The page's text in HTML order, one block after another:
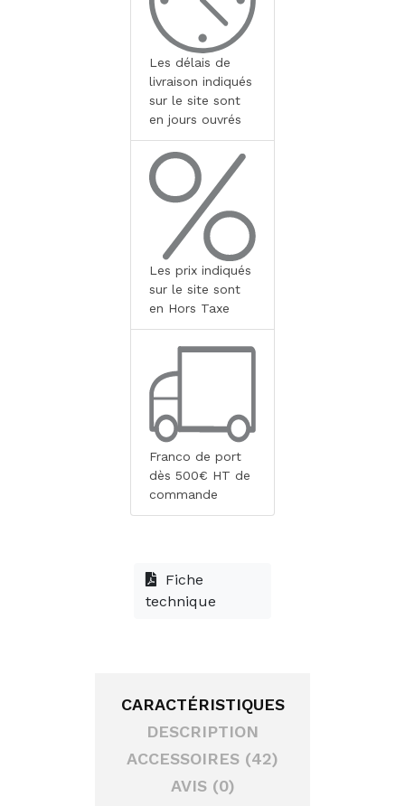
Les délais de
livraison indiqués
sur le site sont
en jours ouvrés
Les prix indiqués
sur le site sont
en Hors Taxe
Franco de port
dès 500€ HT de
commande
Fiche
technique
CARACTÉRISTIQUES
DESCRIPTION
ACCESSOIRES (42)
AVIS (0)